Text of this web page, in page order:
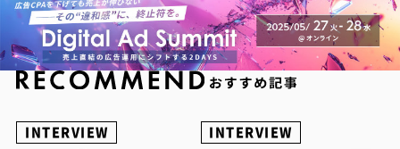
INTERVIEW INTERVIEW